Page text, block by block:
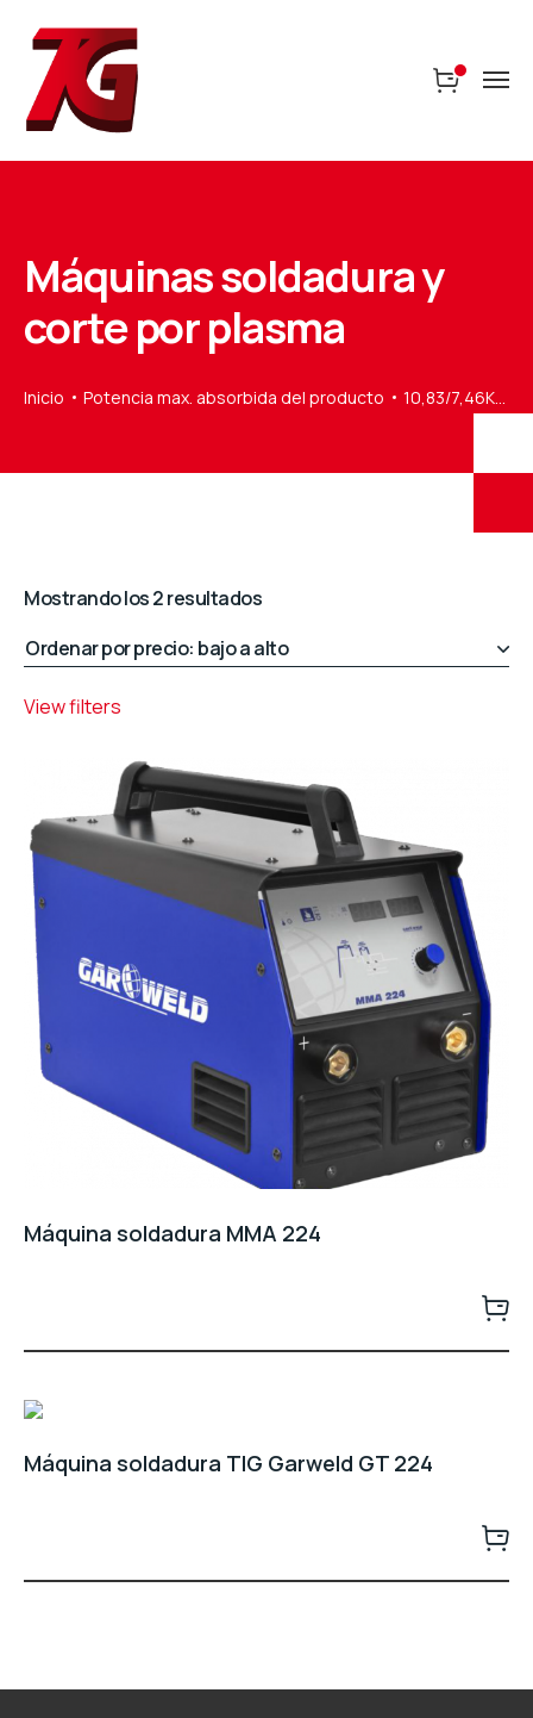
Máquinas soldadura y
corte por plasma
Inicio Potencia max. absorbida del producto 10,83/7,46KVA
Mostrando los 2 resultadosOrdenado
precio:
alto
View filters
Máquina soldadura MMA 224
Máquina soldadura TIG Garweld GT 224